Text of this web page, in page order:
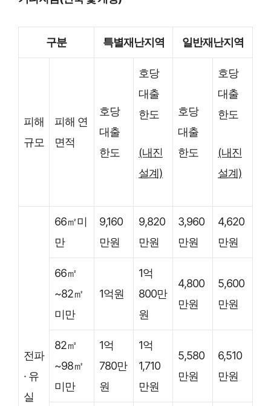
구분 특별재난지역 일반재난지역
피해
규모
피해 연
면적
호당
대출
한도
호당
대출
한도
(내진
설계)
호당
대출
한도
호당
대출
한도
(내진
설계)
전파
· 유
실
66㎡미
만
9,160
만원
9,820
만원
3,960
만원
4,620
만원
66㎡
~82㎡
미만
1억원
1억
800만
원
4,800
만원
5,600
만원
82㎡
~98㎡
미만
1억
780만
원
1억
1,710
만원
5,580
만원
6,510
만원